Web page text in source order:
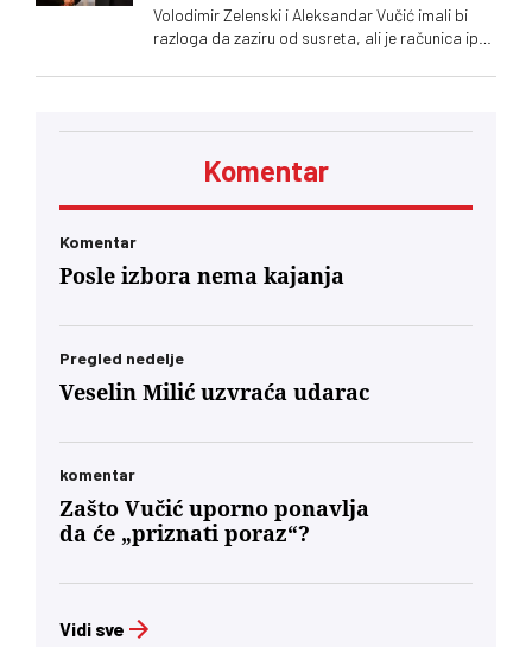
Volodimir Zelenski i Aleksandar Vučić imali bi
razloga da zaziru od susreta, ali je računica ipak
trebaju municija i dronovi
Komentar
Komentar
Posle izbora nema kajanja
Pregled nedelje
Veselin Milić uzvraća udarac
komentar
Zašto Vučić uporno ponavlja
da će „priznati poraz“?
Vidi sve